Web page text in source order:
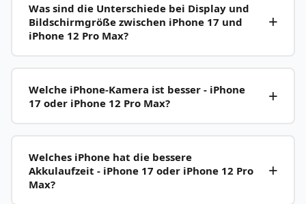
Was sind die Unterschiede bei Display und
Bildschirmgröße zwischen iPhone 17 und
iPhone 12 Pro Max?
Welche iPhone-Kamera ist besser - iPhone
17 oder iPhone 12 Pro Max?
Welches iPhone hat die bessere
Akkulaufzeit - iPhone 17 oder iPhone 12 Pro
Max?